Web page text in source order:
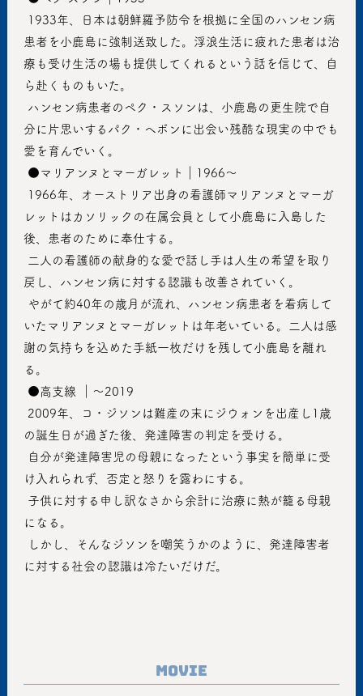
患者を小鹿島に強制送致した。浮浪生活に疲れた患者は治
療も受け生活の場も提供してくれるという話を信じて、自
ら赴くものもいた。
分に片思いするパク・ヘボンに出会い残酷な現実の中でも
愛を育んでいく。
●マリアンヌとマーガレット｜1966〜
レットはカソリックの在属会員として小鹿島に入島した
後、患者のために奉仕する。
戻し、ハンセン病に対する認識も改善されていく。
いたマリアンヌとマーガレットは年老いている。二人は感
謝の気持ちを込めた手紙一枚だけを残して小鹿島を離れ
る。
●高支線 ｜〜2019
の誕生日が過ぎた後、発達障害の判定を受ける。
け入れられず、否定と怒りを露わにする。
になる。
に対する社会の認識は冷たいだけだ。
Movie